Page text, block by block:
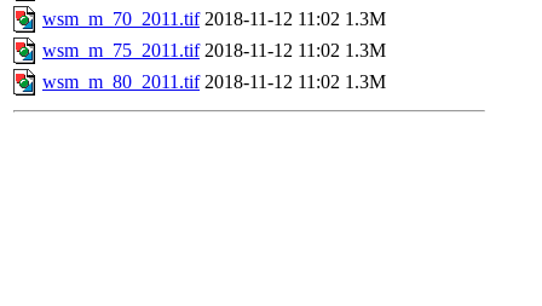
wsm_m_70_2011.tif 2018-11-12 11:02 1.3M
wsm_m_75_2011.tif 2018-11-12 11:02 1.3M
wsm_m_80_2011.tif 2018-11-12 11:02 1.3M